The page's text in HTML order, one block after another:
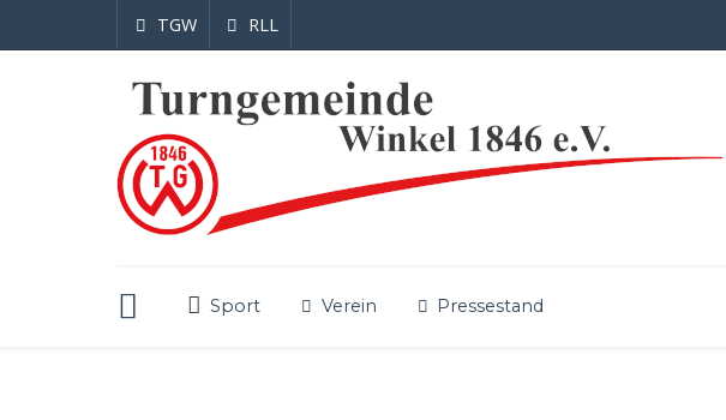
TGW RLL
Sport Verein Pressestand